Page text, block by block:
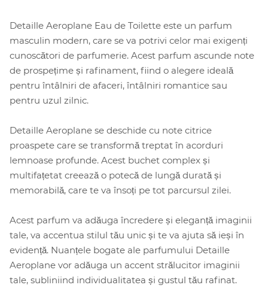
Detaille Aeroplane Eau de Toilette este un parfum
masculin modern, care se va potrivi celor mai exigenți
cunoscători de parfumerie. Acest parfum ascunde note
de prospețime și rafinament, fiind o alegere ideală
pentru întâlniri de afaceri, întâlniri romantice sau
pentru uzul zilnic.
Detaille Aeroplane se deschide cu note citrice
proaspete care se transformă treptat în acorduri
lemnoase profunde. Acest buchet complex și
multifațetat creează o potecă de lungă durată și
memorabilă, care te va însoți pe tot parcursul zilei.
Acest parfum va adăuga încredere și eleganță imaginii
tale, va accentua stilul tău unic și te va ajuta să ieși în
evidență. Nuanțele bogate ale parfumului Detaille
Aeroplane vor adăuga un accent strălucitor imaginii
tale, subliniind individualitatea și gustul tău rafinat.